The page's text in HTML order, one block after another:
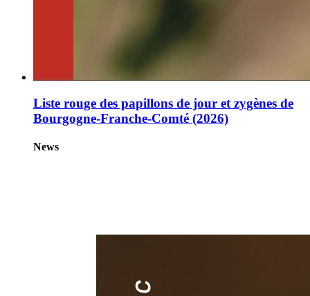
Liste rouge des papillons de jour et zygènes de
Bourgogne-Franche-Comté (2026)
News